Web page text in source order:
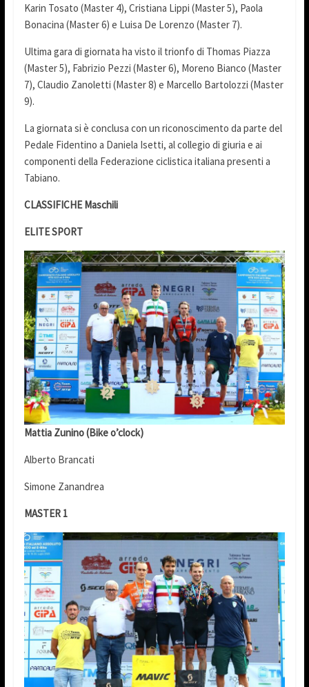
Karin Tosato (Master 4), Cristiana Lippi (Master 5), Paola
Bonacina (Master 6) e Luisa De Lorenzo (Master 7).
Ultima gara di giornata ha visto il trionfo di Thomas Piazza
(Master 5), Fabrizio Pezzi (Master 6), Moreno Bianco (Master
7), Claudio Zanoletti (Master 8) e Marcello Bartolozzi (Master
9).
La giornata si è conclusa con un riconoscimento da parte del
Pedale Fidentino a Daniela Isetti, al collegio di giuria e ai
componenti della Federazione ciclistica italiana presenti a
Tabiano.
CLASSIFICHE Maschili
ELITE SPORT
Mattia Zunino (Bike o’clock)
Alberto Brancati
Simone Zanandrea
MASTER 1